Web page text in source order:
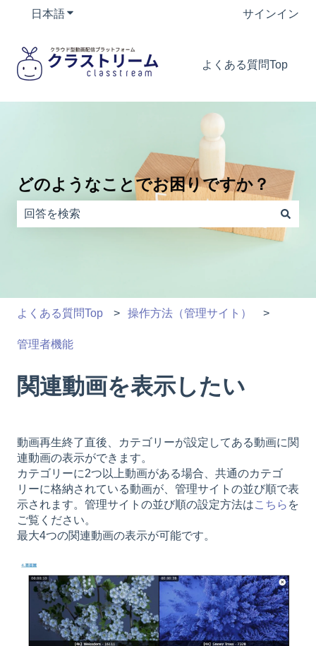
日本語翻訳のサブメニューを表示 サインイン
よくある質問Top
どのようなことでお困りですか？
検索フィールドが空なので、候補はありません。
よくある質問Top 操作方法（管理サイト）
管理者機能
関連動画を表示したい
動画再生終了直後、カテゴリーが設定してある動画に関
連動画の表示ができます。
カテゴリーに2つ以上動画がある場合、共通のカテゴ
リーに格納されている動画が、管理サイトの並び順で表
示されます。管理サイトの並び順の設定方法はこちら を
ご覧ください。
最大4つの関連動画の表示が可能です。